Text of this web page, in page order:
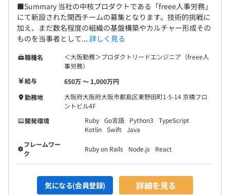
■Summary 当社の中核プロダクトである「freee人事労務」
にて新設された関西チームの募集となります。技術的挑戦に
加え、まだ数名程度の組織の基盤構築やカルチャー形成その
ものを当事者として... 詳しく見る
職種名
＜大阪勤務＞プロダクトリードエンジニア（freee人
事労務）
給与
650万 〜 1,000万円
勤務地
大阪府大阪府大阪市都島区東野田町1-5-14 京橋フロ
ントビル4F
開発環境
Ruby Go言語 Python3
TypeScript
Kotlin Swift
Java
フレームワー
ク
Ruby on Rails Node.js React
気になる(会員登録) 詳細を見る